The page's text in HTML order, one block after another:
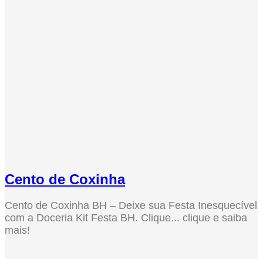
Cento de Coxinha
Cento de Coxinha BH – Deixe sua Festa Inesquecível
com a Doceria Kit Festa BH. Clique... clique e saiba
mais!